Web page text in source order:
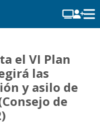
el VI Plan
las
y asilo de
de